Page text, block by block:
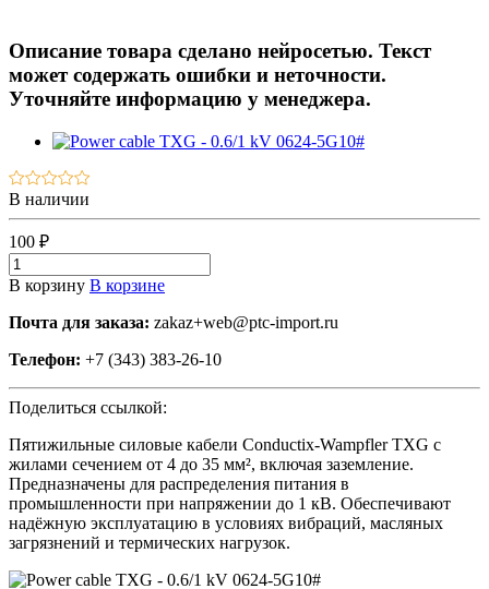
Описание товара сделано нейросетью. Текст
может содержать ошибки и неточности.
Уточняйте информацию у менеджера.
В наличии
100 ₽
В корзину В корзине
Почта для заказа: zakaz+web@ptc-import.ru
Телефон: +7 (343) 383-26-10
Поделиться ссылкой:
Пятижильные силовые кабели Conductix-Wampfler TXG с
жилами сечением от 4 до 35 мм², включая заземление.
Предназначены для распределения питания в
промышленности при напряжении до 1 кВ. Обеспечивают
надёжную эксплуатацию в условиях вибраций, масляных
загрязнений и термических нагрузок.